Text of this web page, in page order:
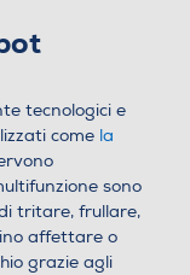
tecnologici e
come la
sono
tritare, frullare,
affettare o
grazie agli